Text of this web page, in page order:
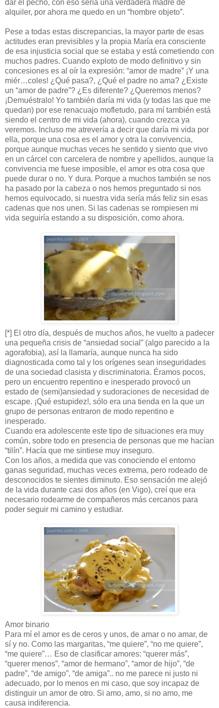
dar el pecho, con eso sería una verdadera madre de
alquiler, por ahora me quedo en un “hombre objeto”.
Pese a todas estas discrepancias, la mayor parte de esas
actitudes eran previsibles y la propia María era consciente
de esa injusticia social que se estaba y está cometiendo con
muchos padres. Cuando exploto de modo definitivo y sin
concesiones es al oír la expresión: “amor de madre” ¡Y una
miér…coles! ¿Qué pasa?, ¿Qué el padre no ama? ¿Existe
un “amor de padre”? ¿Es diferente? ¿Queremos menos?
¡Demuéstralo! Yo también daría mi vida (y todas las que me
quedan) por ese renacuajo mofletudo, para mí también está
siendo el centro de mi vida (ahora), cuando crezca ya
veremos. Incluso me atrevería a decir que daría mi vida por
ella, porque una cosa es el amor y otra la convivencia,
porque aunque muchas veces he sentido y siento que vivo
en un cárcel con carcelera de nombre y apellidos, aunque la
convivencia me fuese imposible, el amor es otra cosa que
puede durar o no. Y dura. Porque a muchos también se nos
ha pasado por la cabeza o nos hemos preguntado si nos
hemos equivocado, si nuestra vida sería más feliz sin esas
cadenas que nos unen. Si las cadenas se rompiesen mi
vida seguiría estando a su disposición, como ahora.
[*] El otro día, después de muchos años, he vuelto a padecer
una pequeña crisis de “ansiedad social” (algo parecido a la
agorafobia), así la llamaría, aunque nunca ha sido
diagnosticada como tal y los orígenes sean inseguridades
de una sociedad clasista y discriminatoria. Éramos pocos,
pero un encuentro repentino e inesperado provocó un
estado de (semi)ansiedad y sudoraciones de necesidad de
escape. ¡Qué estupidez!, sólo era una tienda en la que un
grupo de personas entraron de modo repentino e
inesperado.
Cuando era adolescente este tipo de situaciones era muy
común, sobre todo en presencia de personas que me hacían
“tilín”. Hacía que me sintiese muy inseguro.
Con los años, a medida que vas conociendo el entorno
ganas seguridad, muchas veces extrema, pero rodeado de
desconocidos te sientes diminuto. Eso sensación me alejó
de la vida durante casi dos años (en Vigo), creí que era
necesario rodearme de compañeros más cercanos para
poder seguir mi camino y estudiar.
Amor binario
Para mí el amor es de ceros y unos, de amar o no amar, de
sí y no. Como las margaritas, “me quiere”, “no me quiere”,
“me quiere”… Eso de clasificar amores: “querer más”,
“querer menos”, “amor de hermano”, “amor de hijo”, “de
padre”, “de amigo”, “de amiga”.. no me parece ni justo ni
adecuado, por lo menos en mi caso, que soy incapaz de
distinguir un amor de otro. Si amo, amo, si no amo, me
causa indiferencia.